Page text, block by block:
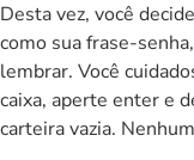
Desta vez, você
como sua frase-
lembrar. Você
caixa, aperte enter e
carteira vazia.